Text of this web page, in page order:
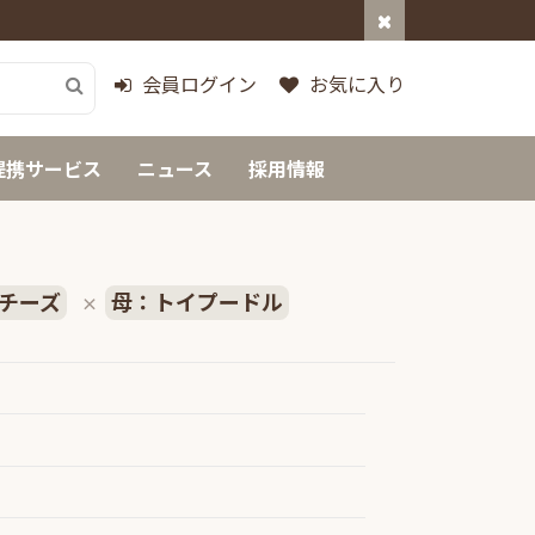
会員ログイン お気に入り
携サービス ニュース 採用情報
ーズ × 母：トイプードル